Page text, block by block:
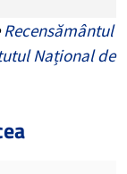
Recensământul
Național de